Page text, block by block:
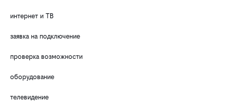
интернет и ТВ
заявка на подключение
проверка возможности
оборудование
телевидение